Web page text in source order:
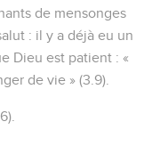
de mensonges
: il y a déjà eu un
Dieu est patient : «
de vie » (3.9).